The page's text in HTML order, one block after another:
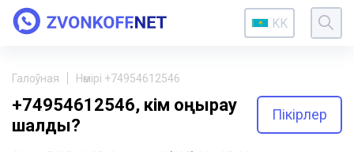
KK
Галоўная Нөмірі +74954612546
+74954612546, кім қоңырау
шалды?
Пікірлер